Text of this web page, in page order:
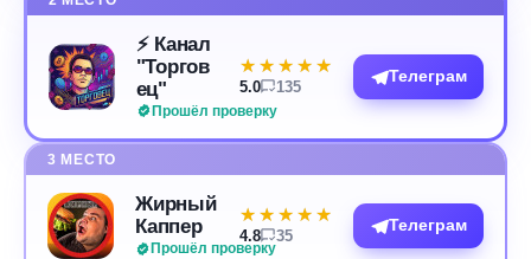
⚡️ Канал
"Торгов
ец"
Прошёл проверку
★★★★★
★★★★★
5.0 135
Телеграм
3 МЕСТО
Жирный
Каппер
Прошёл проверку
★★★★★
★★★★★
4.8 35
Телеграм